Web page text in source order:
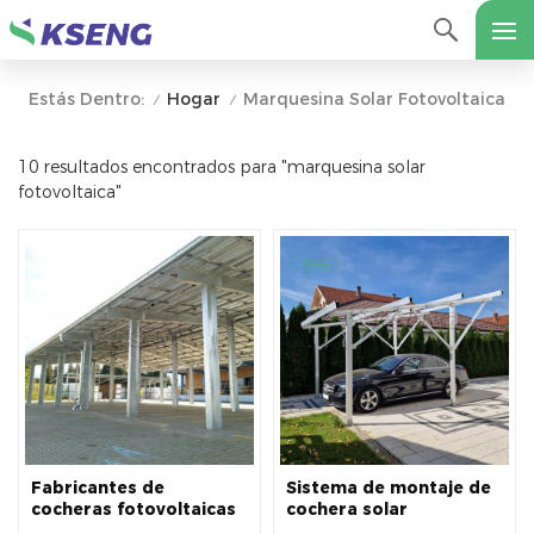
Estás Dentro: / Hogar / Marquesina Solar Fotovoltaica
10 resultados encontrados para "marquesina solar
fotovoltaica"
Fabricantes de
cocheras fotovoltaicas
Sistema de montaje de
cochera solar